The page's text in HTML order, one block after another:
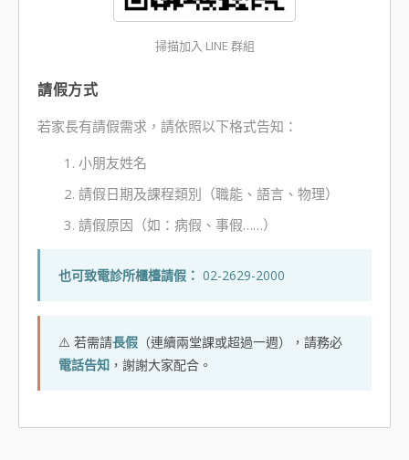
掃描加入 LINE 群組
請假方式
若家長有請假需求，請依照以下格式告知：
小朋友姓名
請假日期及課程類別（職能、語言、物理）
請假原因（如：病假、事假……）
也可致電診所櫃檯請假： 02-2629-2000
⚠️ 若需請長假 （連續兩堂課或超過一週），請務必
電話告知 ，謝謝大家配合。